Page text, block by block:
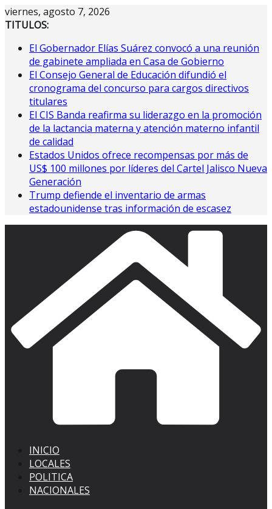
Saltar
al
viernes, agosto 7, 2026
TITULOS:
El Gobernador Elías Suárez convocó a una reunión
de gabinete ampliada en Casa de Gobierno
El Consejo General de Educación difundió el
cronograma del concurso para cargos directivos
titulares
El CIS Banda reafirma su liderazgo en la promoción
de la lactancia materna y atención materno infantil
de calidad
Estados Unidos ofrece recompensas por más de
US$ 100 millones por líderes del Cartel Jalisco Nueva
Generación
Trump defiende el inventario de armas
estadounidense tras información de escasez
INICIO
LOCALES
POLITICA
NACIONALES